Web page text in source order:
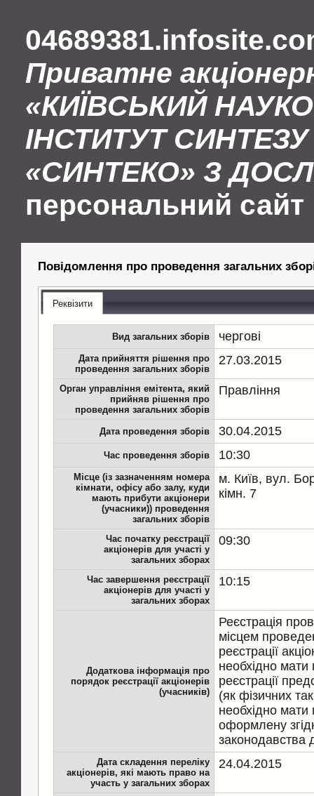
Приватне
«КИЇВСЬКИЙ
ІНСТИТУТ СИНТЕЗУ
«СИНТЕКО» З
персональний сайт
Повідомлення про проведення загальних
Реквізити
Вид загальних зборів чергові
Дата прийняття рішення про
проведення загальних зборів
27.03.2015
Орган управління емітента, який
прийняв рішення про
проведення загальних зборів
Правління
Дата проведення зборів 30.04.2015
Час проведення зборів 10:30
Місце (із зазначенням номера
кімнати, офісу або залу, куди
мають прибути акціонери
(учасники)) проведення
загальних зборів
м. Київ, вул.
кімн. 7
Час початку реєстрації
акціонерів для участі у
загальних зборах
09:30
Час завершення реєстрації
акціонерів для участі у
загальних зборах
10:15
Додаткова інформація про
порядок реєстрації акціонерів
(учасників)
Реєстрація
місцем
реєстрації
необхідно мати
реєстрації
(як фізичних
необхідно мати
оформлену
законодавства
Дата складення переліку
акціонерів, які мають право на
участь у загальних зборах
24.04.2015